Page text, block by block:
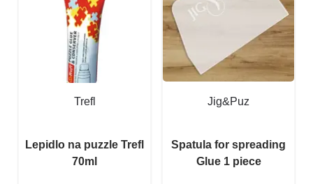
Trefl
Lepidlo na puzzle Trefl
70ml
Jig&Puz
Spatula for spreading
Glue 1 piece